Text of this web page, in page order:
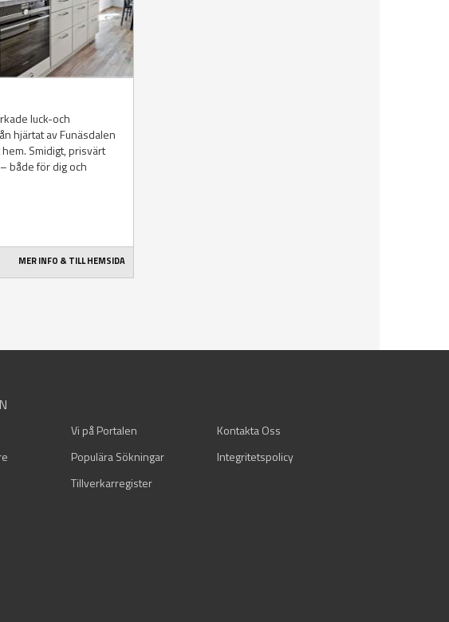
luck-och
hjärtat av Funäsdalen
Smidigt, prisvärt
både för dig och
MER INFO & TILL HEMSIDA
Vi på Portalen
Kontakta Oss
Populära Sökningar
Integritetspolicy
Tillverkarregister